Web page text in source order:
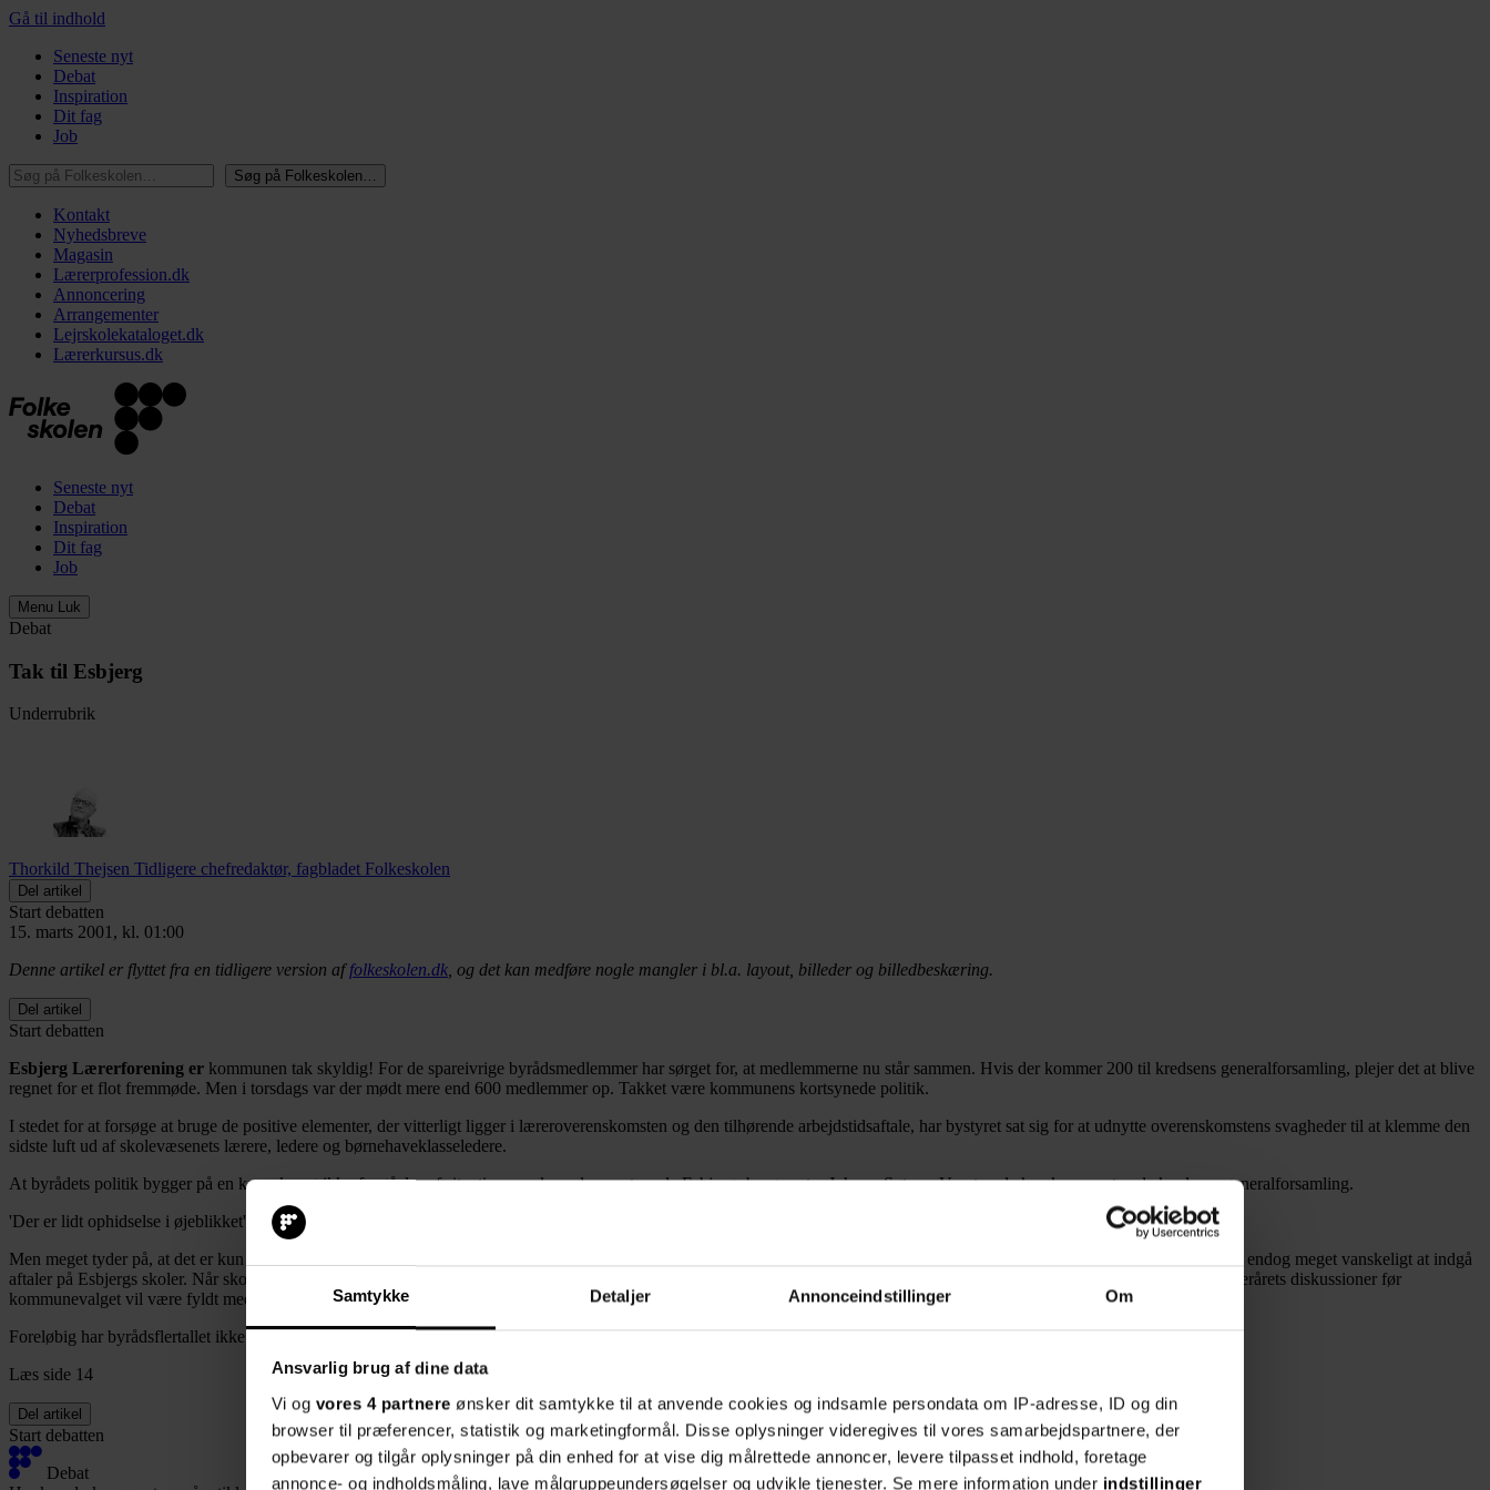
Samtykke Detaljer Annonceindstillinger Om
Ansvarlig brug af dine data
Vi og vores 4 partnere ønsker dit samtykke til at anvende cookies og indsamle persondata om IP-adresse, ID og din
browser til præferencer, statistik og marketingformål. Disse oplysninger videregives til vores samarbejdspartnere, der
opbevarer og tilgår oplysninger på din enhed for at vise dig målrettede annoncer, levere tilpasset indhold, foretage
annonce- og indholdsmåling, lave målgruppeundersøgelser og udvikle tjenester. Se mere information under indstillinger
Gå til indhold
Seneste nyt
Debat
Inspiration
Dit fag
Job
Søg på Folkeskolen…
Søg på Folkeskolen…
Kontakt
Nyhedsbreve
Magasin
Lærerprofession.dk
Annoncering
Arrangementer
Lejrskolekataloget.dk
Lærerkursus.dk
Seneste nyt
Debat
Inspiration
Dit fag
Job
Menu Luk
Debat
Tak til Esbjerg
Underrubrik
Thorkild Thejsen Tidligere chefredaktør, fagbladet Folkeskolen
Del artikel
Start debatten
15. marts 2001, kl. 01:00
Denne artikel er flyttet fra en tidligere version affolkeskolen.dk, og det kan medføre nogle mangler i bl.a. layout, billeder og billedbeskæring.
Del artikel
Start debatten
Esbjerg Lærerforening er kommunen tak skyldig! For de spareivrige byrådsmedlemmer har sørget for, at medlemmerne nu står sammen. Hvis der kommer 200 til kredsens generalforsamling, plejer det at blive
regnet for et flot fremmøde. Men i torsdags var der mødt mere end 600 medlemmer op. Takket være kommunens kortsynede politik.
I stedet for at forsøge at bruge de positive elementer, der vitterligt ligger i læreroverenskomsten og den tilhørende arbejdstidsaftale, har bystyret sat sig for at udnytte overenskomstens svagheder til at klemme den
sidste luft ud af skolevæsenets lærere, ledere og børnehaveklasseledere.
At byrådets politik bygger på en konsekvent ikke-forståelse af situationens alvor, demonstrerede Esbjergs borgmester Johnny Søtrup, Venstre, da han kommenterede kredsens generalforsamling.
'Der er lidt ophidselse i øjeblikket', sagde han til Radio Syd - og mente så, at gemytterne ville være faldet til ro til august.
Men meget tyder på, at det er kun begyndelsen til noget meget værre, man har set. For vreden og bitterheden er stor overalt, og kommunen vil sandsynligvis opdage, at det bliver endog meget vanskeligt at indgå
aftaler på Esbjergs skoler. Når skolebestyrelser og de øvrige forældre opdager konsekvenserne af nedskæringspolitikken, vil borg-mester Søtrup være tvunget til at handle, og efterårets diskussioner før
kommunevalget vil være fyldt med kritiske spørgsmål om, hvor skolen er på vej hen.
Foreløbig har byrådsflertallet ikke gode svar til forældre, børn og ansatte.-th
Læs side 14
Del artikel
Start debatten
Debat